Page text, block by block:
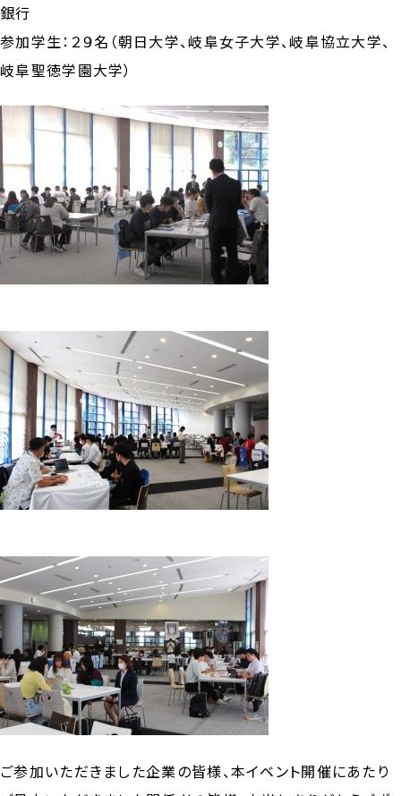
銀行
参加学生：２９名（朝日大学、岐阜女子大学、岐阜協立大学、
岐阜聖徳学園大学）
ご参加いただきました企業の皆様、本イベント開催にあたり